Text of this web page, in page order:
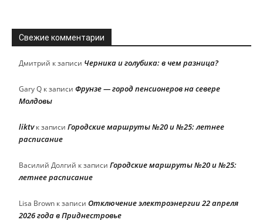
Свежие комментарии
Дмитрий к записи Черника и голубика: в чем разница?
Gary Q к записи Фрунзе — город пенсионеров на севере
Молдовы
liktvк записи Городские маршруты №20 и №25: летнее
расписание
Василий Долгий к записи Городские маршруты №20 и №25:
летнее расписание
Lisa Brown к записи Отключение электроэнергии 22 апреля
2026 года в Приднестровье